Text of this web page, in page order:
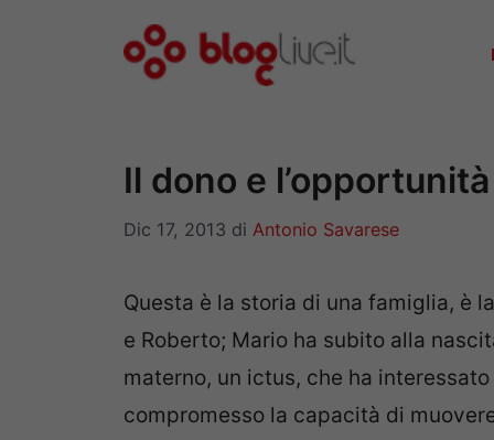
Il dono e l’opportunità
Dic 17, 2013 di Antonio Savarese
Questa è la storia di una famiglia, è
e Roberto; Mario ha subito alla
materno, un ictus, che ha
compromesso la capacità di